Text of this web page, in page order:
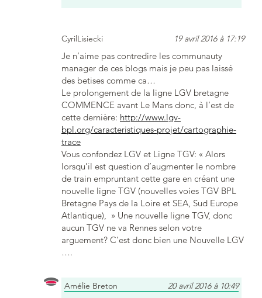
CyrilLisiecki 19 avril 2016 à 17:19
Je n’aime pas contredire les communauty
manager de ces blogs mais je peu pas laissé
des betises comme ca…
Le prolongement de la ligne LGV bretagne
COMMENCE avant Le Mans donc, à l’est de
cette dernière: http://www.lgv-
bpl.org/caracteristiques-projet/cartographie-
trace
Vous confondez LGV et Ligne TGV: « Alors
lorsqu’il est question d’augmenter le nombre
de train empruntant cette gare en créant une
nouvelle ligne TGV (nouvelles voies TGV BPL
Bretagne Pays de la Loire et SEA, Sud Europe
Atlantique), » Une nouvelle ligne TGV, donc
aucun TGV ne va Rennes selon votre
arguement? C’est donc bien une Nouvelle LGV
….
Amélie Breton 20 avril 2016 à 10:49